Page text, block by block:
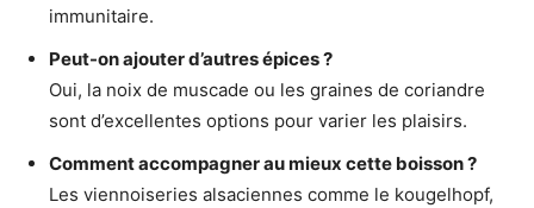
immunitaire.
Peut-on ajouter d’autres épices ?
Oui, la noix de muscade ou les graines de coriandre
sont d’excellentes options pour varier les plaisirs.
Comment accompagner au mieux cette boisson ?
Les viennoiseries alsaciennes comme le kougelhopf,